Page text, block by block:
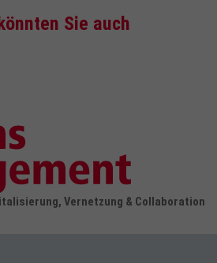
Sie auch
Vernetzung & Collaboration